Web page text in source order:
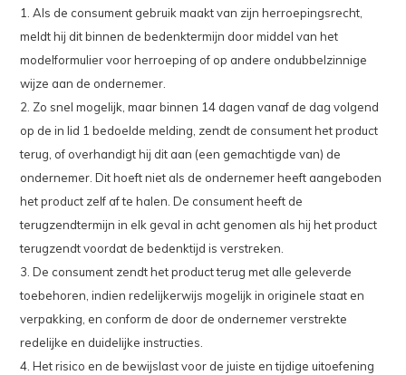
1. Als de consument gebruik maakt van zijn herroepingsrecht,
meldt hij dit binnen de bedenktermijn door middel van het
modelformulier voor herroeping of op andere ondubbelzinnige
wijze aan de ondernemer.
2. Zo snel mogelijk, maar binnen 14 dagen vanaf de dag volgend
op de in lid 1 bedoelde melding, zendt de consument het product
terug, of overhandigt hij dit aan (een gemachtigde van) de
ondernemer. Dit hoeft niet als de ondernemer heeft aangeboden
het product zelf af te halen. De consument heeft de
terugzendtermijn in elk geval in acht genomen als hij het product
terugzendt voordat de bedenktijd is verstreken.
3. De consument zendt het product terug met alle geleverde
toebehoren, indien redelijkerwijs mogelijk in originele staat en
verpakking, en conform de door de ondernemer verstrekte
redelijke en duidelijke instructies.
4. Het risico en de bewijslast voor de juiste en tijdige uitoefening